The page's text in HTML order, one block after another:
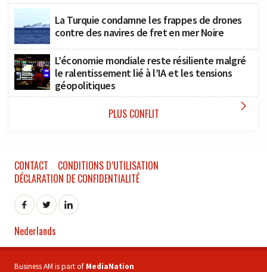
La Turquie condamne les frappes de drones
contre des navires de fret en mer Noire
L’économie mondiale reste résiliente malgré
le ralentissement lié à l’IA et les tensions
géopolitiques
PLUS CONFLIT 
CONTACT
CONDITIONS D’UTILISATION
DÉCLARATION DE CONFIDENTIALITÉ
Nederlands
Business AM is part of MediaNation